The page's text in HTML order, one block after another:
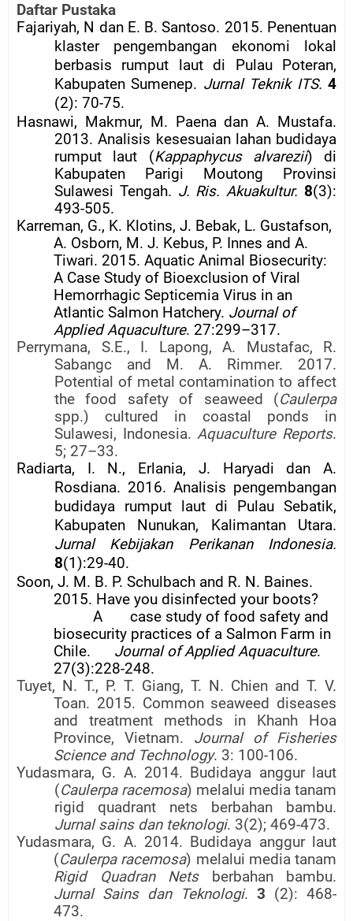
Daftar Pustaka
Fajariyah, N dan E. B. Santoso. 2015. Penentuan
klaster pengembangan ekonomi lokal
berbasis rumput laut di Pulau Poteran,
Kabupaten Sumenep. Jurnal Teknik ITS. 4
(2): 70-75.
Hasnawi, Makmur, M. Paena dan A. Mustafa.
2013. Analisis kesesuaian lahan budidaya
rumput laut (Kappaphycus alvarezii) di
Kabupaten Parigi Moutong Provinsi
Sulawesi Tengah. J. Ris. Akuakultur.8(3):
493-505.
Karreman, G., K. Klotins, J. Bebak, L. Gustafson,
A. Osborn, M. J. Kebus, P. Innes and A.
Tiwari. 2015. Aquatic Animal Biosecurity:
A Case Study of Bioexclusion of Viral
Hemorrhagic Septicemia Virus in an
Atlantic Salmon Hatchery. Journal of
Applied Aquaculture. 27:299–317.
Perrymana, S.E., I. Lapong, A. Mustafac, R.
Sabangc and M. A. Rimmer. 2017.
Potential of metal contamination to affect
the food safety of seaweed (Caulerpa
spp.) cultured in coastal ponds in
Sulawesi, Indonesia.Aquaculture Reports.
5; 27–33.
Radiarta, I. N., Erlania, J. Haryadi dan A.
Rosdiana. 2016. Analisis pengembangan
budidaya rumput laut di Pulau Sebatik,
Kabupaten Nunukan, Kalimantan Utara.
Jurnal Kebijakan Perikanan Indonesia.
8(1):29-40.
Soon, J. M. B. P. Schulbach and R. N. Baines.
2015. Have you disinfected your boots?
A
case study of food safety and
biosecurity practices of a Salmon Farm in
Chile.
Journal of Applied Aquaculture.
27(3):228-248.
Tuyet, N. T., P. T. Giang, T. N. Chien and T. V.
Toan. 2015. Common seaweed diseases
and treatment methods in Khanh Hoa
Province, Vietnam. Journal of Fisheries
Science and Technology. 3: 100-106.
Yudasmara, G. A. 2014. Budidaya anggur laut
(Caulerpa racemosa) melalui media tanam
rigid quadrant nets berbahan bambu.
Jurnal sains dan teknologi. 3(2); 469-473.
Yudasmara, G. A. 2014. Budidaya anggur laut
(Caulerpa racemosa) melalui media tanam
Rigid Quadran Netsberbahan bambu.
Jurnal Sains dan Teknologi.3 (2): 468-
473.